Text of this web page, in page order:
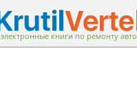
электронные книги по ремонту авто